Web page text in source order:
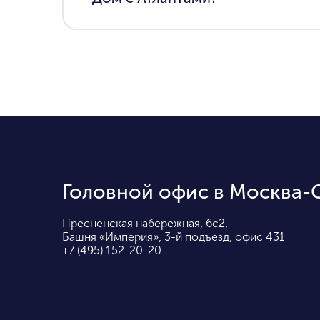
Головной офис в Москва-
Пресненская набережная, 6с2,
Башня «Империя», 3-й подъезд, офис 431
+7 (495) 152-20-20